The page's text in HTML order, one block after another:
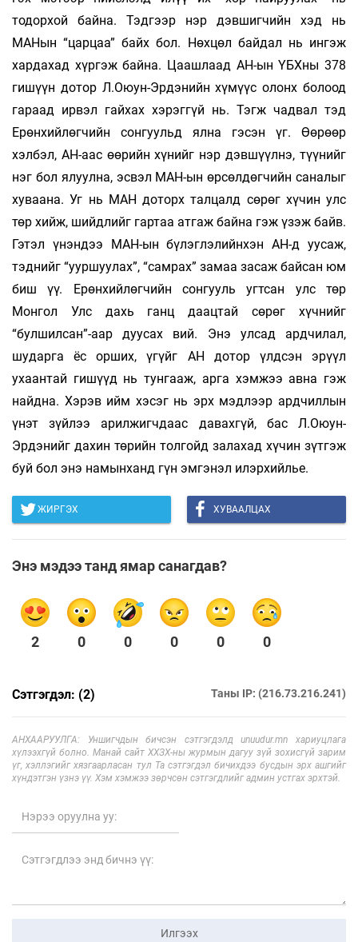
тодорхой байна. Тэдгээр нэр дэвшигчийн хэд нь
МАНын “царцаа” байх бол. Нөхцөл байдал нь ингэж
хардахад хүргэж байна. Цаашлаад АН-ын ҮБХны 378
гишүүн дотор Л.Оюун-Эрдэнийн хүмүүс олонх болоод
гараад ирвэл гайхах хэрэггүй нь. Тэгж чадвал тэд
Ерөнхийлөгчийн сонгуульд ялна гэсэн үг. Өөрөөр
хэлбэл, АН-аас өөрийн хүнийг нэр дэвшүүлнэ, түүнийг
нэг бол ялуулна, эсвэл МАН-ын өрсөлдөгчийн саналыг
хуваана. Уг нь МАН доторх талцалд сөрөг хүчин улс
төр хийж, шийдлийг гартаа атгаж байна гэж үзэж байв.
Гэтэл үнэндээ МАН-ын бүлэглэлийнхэн АН-д уусаж,
тэднийг “ууршуулах”, “самрах” замаа засаж байсан юм
биш үү. Ерөнхийлөгчийн сонгууль угтсан улс төр
Монгол Улс дахь ганц даацтай сөрөг хүчнийг
“булшилсан”-аар дуусах вий. Энэ улсад ардчилал,
шударга ёс орших, үгүйг АН дотор үлдсэн эрүүл
ухаантай гишүүд нь тунгааж, арга хэмжээ авна гэж
найдна. Хэрэв ийм хэсэг нь эрх мэдлээр ардчиллын
үнэт зүйлээ арилжигчдаас давахгүй, бас Л.Оюун-
Эрдэнийг дахин төрийн толгойд залахад хүчин зүтгэж
буй бол энэ намынханд гүн эмгэнэл илэрхийлье.
ЖИРГЭХ ХУВААЛЦАХ
Энэ мэдээ танд ямар санагдав?
2 0 0 0 0 0
Сэтгэгдэл: (2) Таны IP: (216.73.216.241)
АНХААРУУЛГА: Уншигчдын бичсэн сэтгэгдэлд unuudur.mn хариуцлага
хүлээхгүй болно. Манай сайт ХХЗХ-ны журмын дагуу зүй зохисгүй зарим
үг, хэллэгийг хязгаарласан тул Та сэтгэгдэл бичихдээ бусдын эрх ашгийг
хүндэтгэн үзнэ үү. Хэм хэмжээ зөрчсөн сэтгэгдлийг админ устгах эрхтэй.
Илгээх